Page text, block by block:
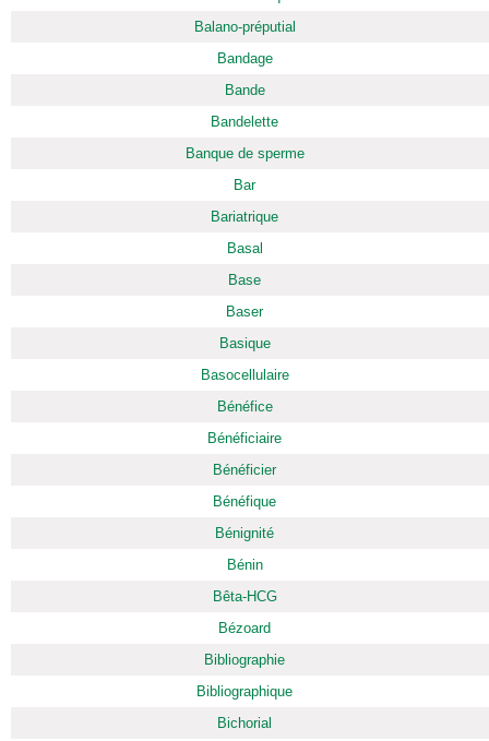
Balano-préputial
Bandage
Bande
Bandelette
Banque de sperme
Bar
Bariatrique
Basal
Base
Baser
Basique
Basocellulaire
Bénéfice
Bénéficiaire
Bénéficier
Bénéfique
Bénignité
Bénin
Bêta-HCG
Bézoard
Bibliographie
Bibliographique
Bichorial